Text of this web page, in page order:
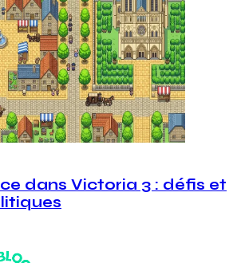
dans Victoria 3 : défis et